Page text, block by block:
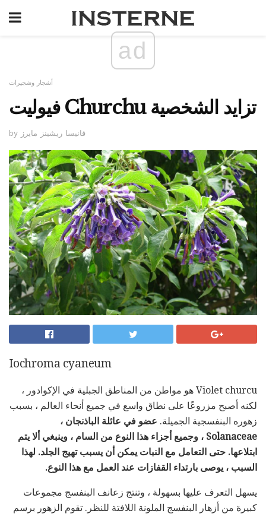
ad
أشجار وشجيرات
فيوليت Churchu تزايد الشخصية
by فانيسا ريشينز مايرز
Iochroma cyaneum
Violet churcu هو مواطن من المناطق الجبلية في الإكوادور ،
لكنه أصبح مزروعًا على نطاق واسع في جميع أنحاء العالم ، بسبب
زهوره البنفسجية الجميلة. عضو في عائلة الباذنجان ،
Solanaceae ، وجميع أجزاء هذا النوع من السام ، وينبغي ألا يتم
ابتلاعها. حتى التعامل مع النبات يمكن أن يسبب تهيج الجلد. لهذا
السبب ، يوصى بارتداء القفازات عند العمل مع هذا النوع.
يسهل التعرف عليها بسهولة ، وتنتج زعانف البنفسج مجموعات
كبيرة من أزهار البنفسج الملونة اللافتة للنظر. تقوم الزهور برسم